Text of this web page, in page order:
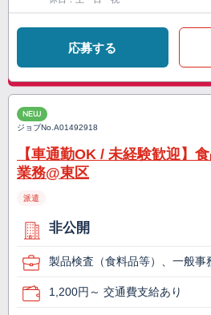
応募する
NEW
ジョブNo.A01492918
【車通勤OK / 未経験歓迎】
業務@東区
派遣
非公開
製品検査（食料品等）、一般事
1,200円～ 交通費支給あり